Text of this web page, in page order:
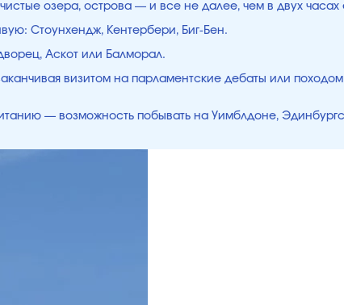
озера, острова — и все не далее, чем в двух часах
Стоунхендж, Кентербери, Биг-Бен.
Аскот или Балморал.
визитом на парламентские дебаты или
— возможность побывать на Уимблдоне,